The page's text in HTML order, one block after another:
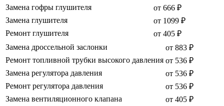
Замена гофры глушителя
от 666 ₽
Замена глушителя
от 1099 ₽
Ремонт глушителя
от 405 ₽
Замена дроссельной заслонки
от 883 ₽
Ремонт топливной трубки высокого давления от 536 ₽
Замена регулятора давления
от 536 ₽
Ремонт регулятора давления
от 536 ₽
Замена вентиляционного клапана
от 405 ₽